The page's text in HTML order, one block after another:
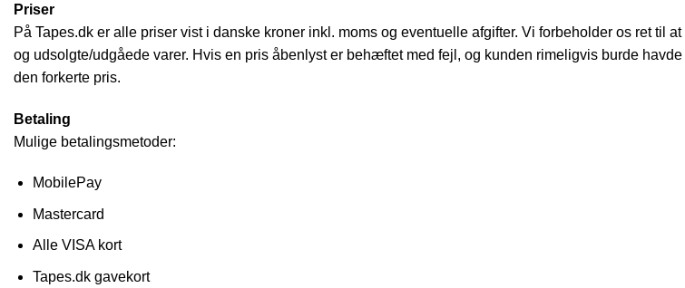
Priser
På Tapes.dk er alle priser vist i danske kroner inkl. moms og eventuelle afgifter. Vi forbeholder os ret til
og udsolgte/udgåede varer. Hvis en pris åbenlyst er behæftet med fejl, og kunden rimeligvis burde
den forkerte pris.
Betaling
Mulige betalingsmetoder:
MobilePay
Mastercard
Alle VISA kort
Tapes.dk gavekort